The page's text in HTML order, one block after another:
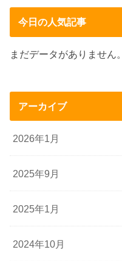
今日の人気記事
まだデータがありません。
アーカイブ
2026年1月
2025年9月
2025年1月
2024年10月